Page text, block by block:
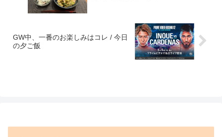
GW中、一番のお楽しみはコレ / 今日
の夕ご飯